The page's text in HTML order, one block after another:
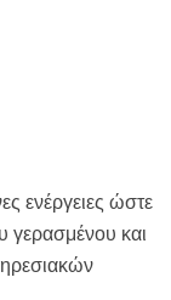
ενέργειες ώστε
γερασμένου και